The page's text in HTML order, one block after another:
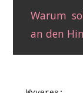
Warum
an den